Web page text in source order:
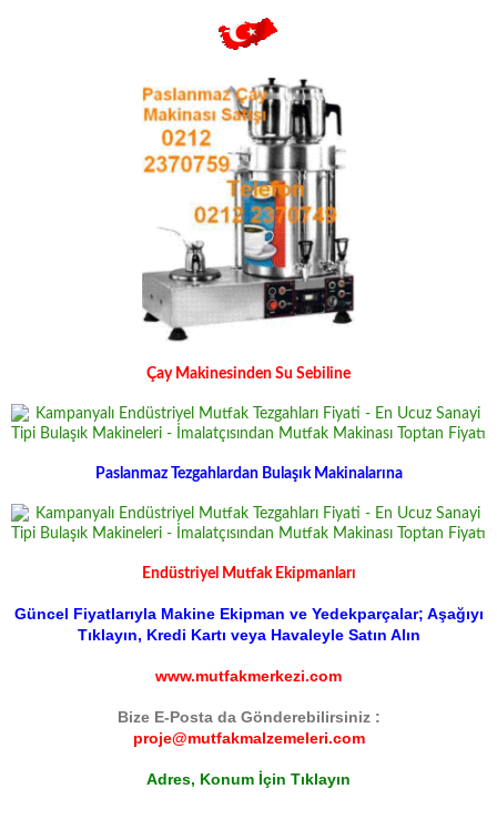
Çay Makinesinden Su Sebiline
Paslanmaz Tezgahlardan Bulaşık Makinalarına
Endüstriyel Mutfak Ekipmanları
Güncel Fiyatlarıyla Makine Ekipman ve Yedekparçalar; Aşağıyı
Tıklayın, Kredi Kartı veya Havaleyle Satın Alın
www.mutfakmerkezi.com
Bize E-Posta da Gönderebilirsiniz :
proje@mutfakmalzemeleri.com
Adres, Konum İçin Tıklayın